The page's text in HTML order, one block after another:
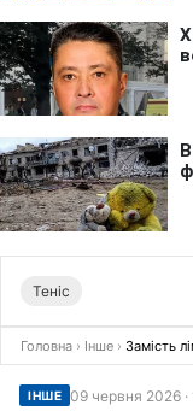
Теніс
Головна › Інше › Замість
ІНШЕ 09 червня 2026 ·